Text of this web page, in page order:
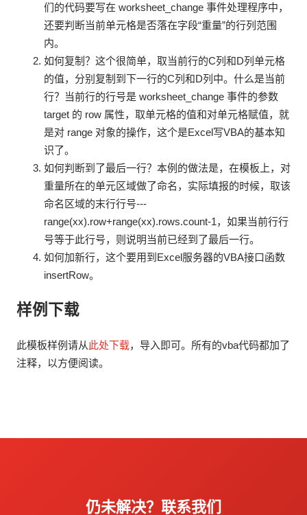
们的代码要写在 worksheet_change 事件处理程序中，
还要判断当前单元格是否落在字段“重量”的行列范围
内。
如何复制？这个很简单，取当前行的C列和D列单元格
的值，分别复制到下一行的C列和D列中。什么是当前
行？当前行的行号是 worksheet_change 事件的参数
target 的 row 属性，取单元格的值和对单元格赋值，就
是对 range 对象的操作，这个是Excel写VBA的基本知
识了。
如何判断到了最后一行？本例的做法是，在模板上，对
重量所在的单元区域做了命名，实际填报的时候，取该
命名区域的末行行号---
range(xx).row+range(xx).rows.count-1，如果当前行行
号等于此行号，则说明当前已经到了最后一行。
如何加新行，这个要用到Excel服务器的VBA接口函数
insertRow。
样例下载
此模板样例请从此处下载，导入即可。所有的vba代码都加了
注释，以方便阅读。
仍未解决？联系我们